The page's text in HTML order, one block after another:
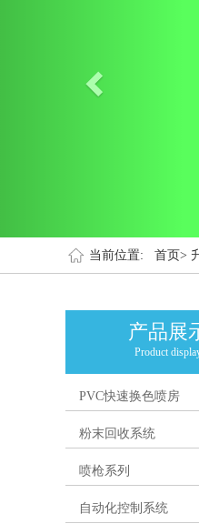
当前位置: 首页>
产品展
Product
PVC快速换色喷房
粉末回收系统
喷枪系列
自动化控制系统